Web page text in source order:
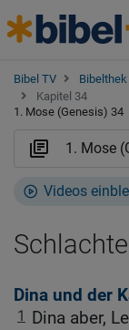
Bibel TV Bibelthek
Kapitel 34
1. Mose (Genesis) 34
Videos
Dina und der
1
Dina aber,